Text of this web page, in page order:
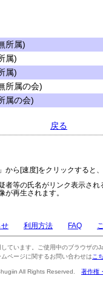
所属)
属)
属)
所属の会)
属の会)
戻る
から[速度]をクリックすると
者等の氏名がリンク表示さ
が再生されます。
せ 利用方法 FAQ
ています。ご使用中のブラウザの
ムページに関するお問い合わせは こ
All Rights Reserved. 著作権